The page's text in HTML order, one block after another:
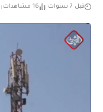
قبل 7 سنوات 16 مشاهدات